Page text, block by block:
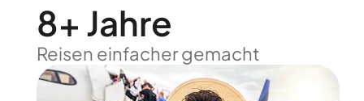
8+ Jahre
Reisen einfacher gemacht